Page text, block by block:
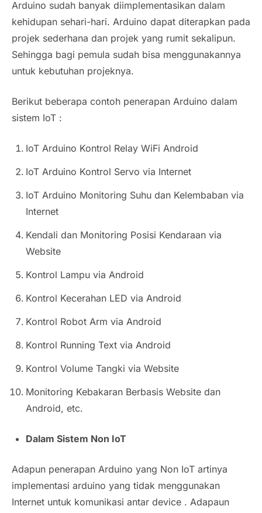
Arduino sudah banyak diimplementasikan dalam
kehidupan sehari-hari. Arduino dapat diterapkan pada
projek sederhana dan projek yang rumit sekalipun.
Sehingga bagi pemula sudah bisa menggunakannya
untuk kebutuhan projeknya.
Berikut beberapa contoh penerapan Arduino dalam
sistem IoT :
IoT Arduino Kontrol Relay WiFi Android
IoT Arduino Kontrol Servo via Internet
IoT Arduino Monitoring Suhu dan Kelembaban via
Internet
Kendali dan Monitoring Posisi Kendaraan via
Website
Kontrol Lampu via Android
Kontrol Kecerahan LED via Android
Kontrol Robot Arm via Android
Kontrol Running Text via Android
Kontrol Volume Tangki via Website
Monitoring Kebakaran Berbasis Website dan
Android, etc.
Dalam Sistem Non IoT
Adapun penerapan Arduino yang Non IoT artinya
implementasi arduino yang tidak menggunakan
Internet untuk komunikasi antar device . Adapaun